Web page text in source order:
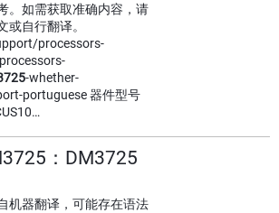
。如需获取准确内容，请
或自行翻译。
processors-
-whether-
portuguese 器件型号
：DM3725
机器翻译，可能存在语法